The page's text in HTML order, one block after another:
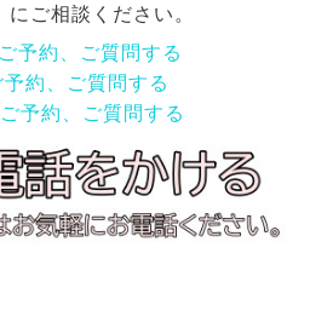
ご相談ください。
予約、ご質問する
約、ご質問する
予約、ご質問する